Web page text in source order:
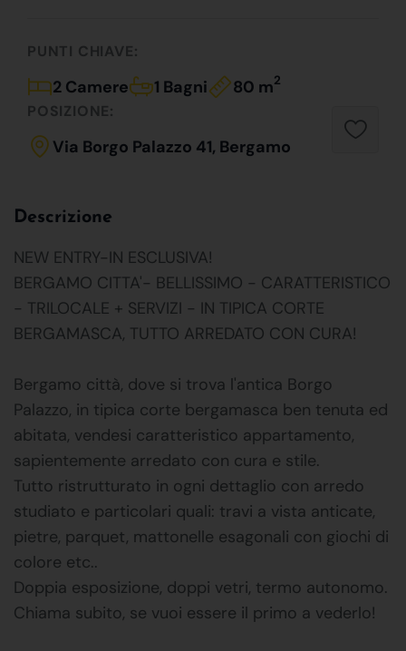
PUNTI CHIAVE:
2 Camere 1 Bagni 80 m2
POSIZIONE:
Via Borgo Palazzo 41, Bergamo
Descrizione
NEW ENTRY-IN ESCLUSIVA!
BERGAMO CITTA'- BELLISSIMO - CARATTERISTICO
- TRILOCALE + SERVIZI - IN TIPICA CORTE
BERGAMASCA, TUTTO ARREDATO CON CURA!
Bergamo città, dove si trova l'antica Borgo
Palazzo, in tipica corte bergamasca ben tenuta ed
abitata, vendesi caratteristico appartamento,
sapientemente arredato con cura e stile.
Tutto ristrutturato in ogni dettaglio con arredo
studiato e particolari quali: travi a vista anticate,
pietre, parquet, mattonelle esagonali con giochi di
colore etc..
Doppia esposizione, doppi vetri, termo autonomo.
Chiama subito, se vuoi essere il primo a vederlo!